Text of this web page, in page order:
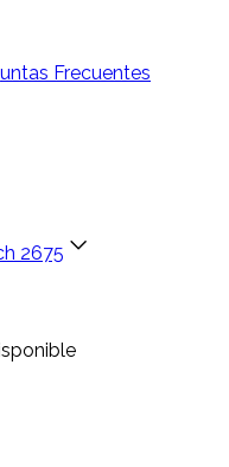
Frecuentes
2675